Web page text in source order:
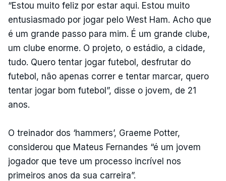
“Estou muito feliz por estar aqui. Estou muito
entusiasmado por jogar pelo West Ham. Acho que
é um grande passo para mim. É um grande clube,
um clube enorme. O projeto, o estádio, a cidade,
tudo. Quero tentar jogar futebol, desfrutar do
futebol, não apenas correr e tentar marcar, quero
tentar jogar bom futebol”, disse o jovem, de 21
anos.
O treinador dos ‘hammers’, Graeme Potter,
considerou que Mateus Fernandes “é um jovem
jogador que teve um processo incrível nos
primeiros anos da sua carreira”.